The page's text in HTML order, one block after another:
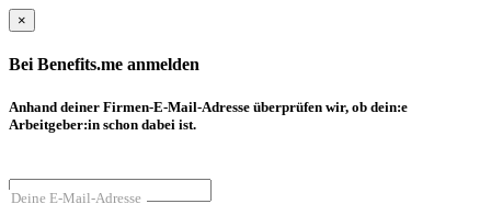
×
Bei Benefits.me anmelden
Anhand deiner Firmen-E-Mail-Adresse überprüfen wir, ob dein:e
Arbeitgeber:in schon dabei ist.
Deine E-Mail-Adresse